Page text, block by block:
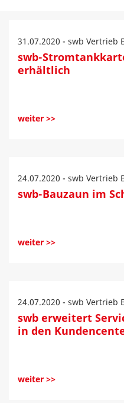
31.07.2020 - swb Vertrieb
swb-
erhältlich
weiter >>
24.07.2020 - swb Vertrieb
swb-Bauzaun im
weiter >>
24.07.2020 - swb Vertrieb
swb erweitert
in den
weiter >>